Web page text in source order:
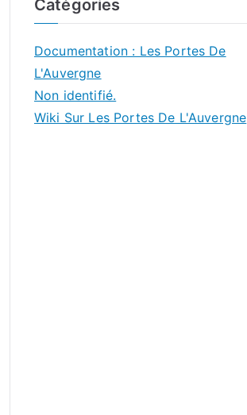
Catégories
Documentation : Les Portes De
L'Auvergne
Non identifié.
Wiki Sur Les Portes De L'Auvergne